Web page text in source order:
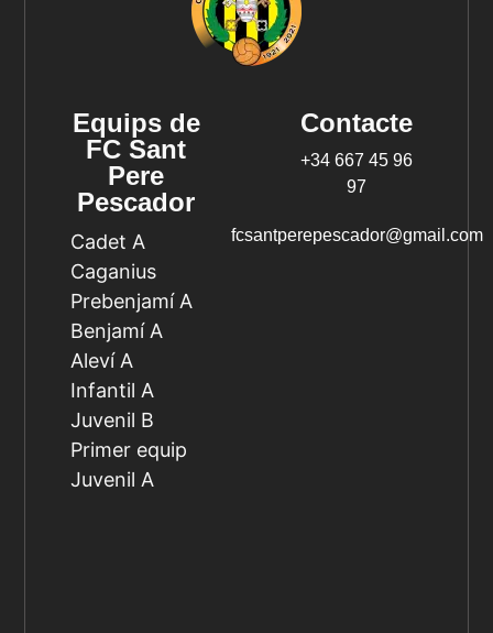
Equips de
FC Sant
Pere
Pescador
Cadet A
Caganius
Prebenjamí A
Benjamí A
Aleví A
Infantil A
Juvenil B
Primer equip
Juvenil A
Contacte
+34 667 45 96
97
fcsantperepescador@gmail.com